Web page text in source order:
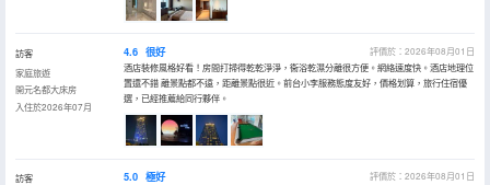
訪客
家庭旅遊
開元名都大床房
入住於2026年07月
4.6 很好
評價於：2026年08月01日
酒店裝修風格好看！房間打掃得乾乾淨淨，衞浴乾濕分離很方便。網絡速度快。酒店地理位
置還不錯 離景點都不遠，距離景點很近。前台小李服務態度友好，價格划算，旅行住宿優
選，已經推薦給同行夥伴。
訪客
5.0 極好
評價於：2026年08月01日